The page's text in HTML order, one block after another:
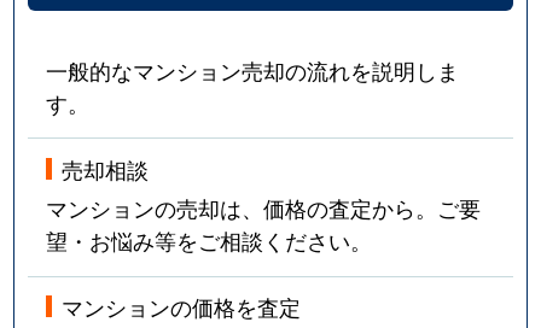
一般的なマンション売却の流れを説明しま
す。
売却相談
マンションの売却は、価格の査定から。ご要
望・お悩み等をご相談ください。
マンションの価格を査定